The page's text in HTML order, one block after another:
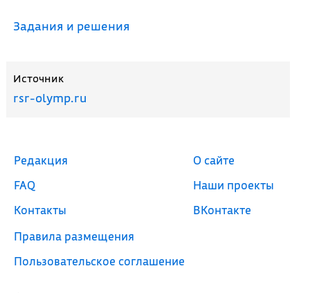
Задания и решения
Источник
rsr-olymp.ru
Редакция
FAQ
Контакты
Правила размещения
Пользовательское соглашение
О сайте
Наши проекты
ВКонтакте